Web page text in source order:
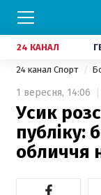
24 КАНАЛ
24 канал Спорт
1 вересня, 14:06
Усик
публіку:
обличчя